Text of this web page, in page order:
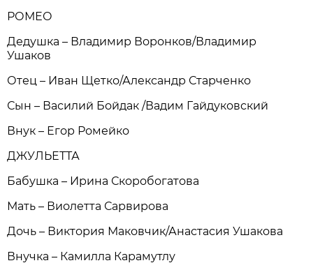
РОМЕО
Дедушка – Владимир Воронков/Владимир
Ушаков
Отец – Иван Щетко/Александр Старченко
Сын – Василий Бойдак /Вадим Гайдуковский
Внук – Егор Ромейко
ДЖУЛЬЕТТА
Бабушка – Ирина Скоробогатова
Мать – Виолетта Сарвирова
Дочь – Виктория Маковчик/Анастасия Ушакова
Внучка – Камилла Карамутлу